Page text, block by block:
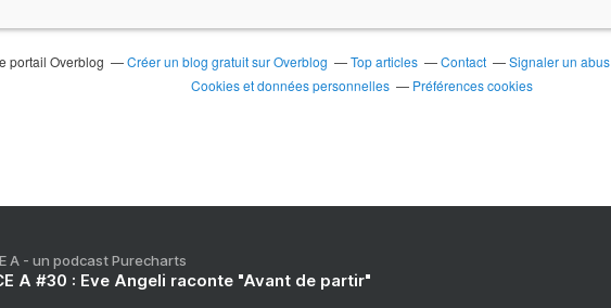
portail Overblog Créer un blog gratuit sur Overblog Top articles Contact Signaler un abus
Cookies et données personnelles
Préférences cookies
A - un podcast Purecharts
A #30 : Eve Angeli raconte "Avant de partir"